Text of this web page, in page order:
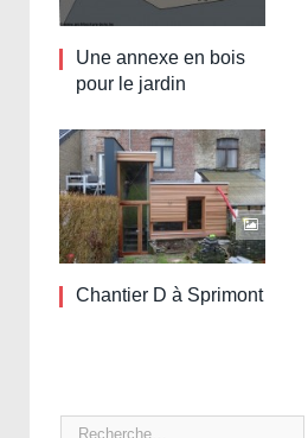
Une annexe en bois
pour le jardin
Chantier D à Sprimont